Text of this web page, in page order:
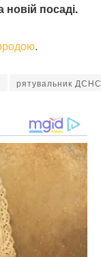
посаді.
.
рятувальник ДСНС